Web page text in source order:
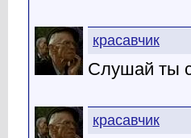
красавчик
Слушай ты
красавчик